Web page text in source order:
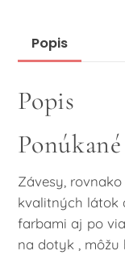
Popis
Popis
Ponúkané
Závesy,
kvalitných látok
farbami aj po
na dotyk , môžu